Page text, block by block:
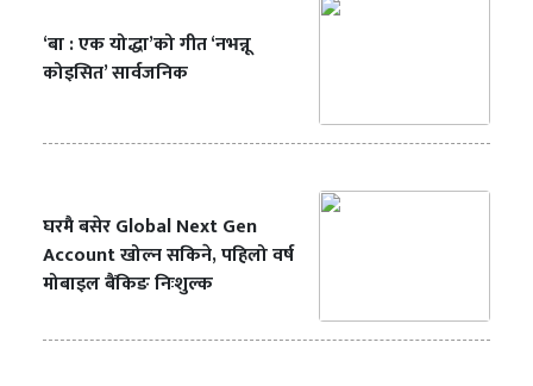
‘बा : एक योद्धा’को गीत ‘नभन्नू
कोइसित’ सार्वजनिक
घरमै बसेर Global Next Gen
Account खोल्न सकिने, पहिलो वर्ष
मोबाइल बैंकिङ निःशुल्क